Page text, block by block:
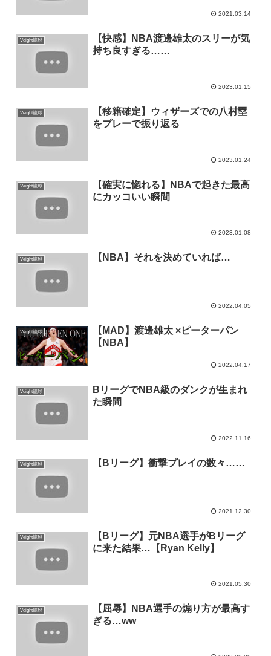
2021.03.14
Veight籠球
【快感】NBA渡邊雄太のスリーが気
持ち良すぎる……
2023.01.15
Veight籠球
【移籍確定】ウィザーズでの八村塁
をプレーで振り返る
2023.01.24
Veight籠球
【確実に惚れる】NBAで起きた最高
にカッコいい瞬間
2023.01.08
Veight籠球 【NBA】それを決めていれば…
2022.04.05
Veight籠球
【MAD】渡邊雄太 ×ピーターパン
【NBA】
2022.04.17
Veight籠球
BリーグでNBA級のダンクが生まれ
た瞬間
2022.11.16
Veight籠球 【Bリーグ】衝撃プレイの数々……
2021.12.30
Veight籠球
【Bリーグ】元NBA選手がBリーグ
に来た結果…【Ryan Kelly】
2021.05.30
Veight籠球
【屈辱】NBA選手の煽り方が最高す
ぎる…ww